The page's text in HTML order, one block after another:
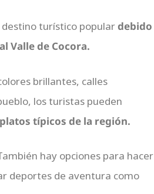
destino turístico populardebido
Valle de Cocora.
brillantes, calles
los turistas pueden
típicos de la región.
hay opciones para hacer
deportes de aventura como